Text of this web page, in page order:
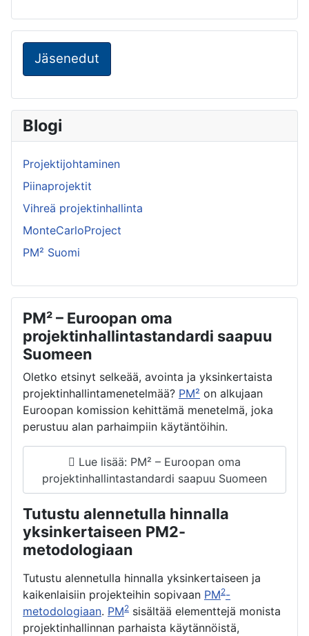
Jäsenedut
Blogi
Projektijohtaminen
Piinaprojektit
Vihreä projektinhallinta
MonteCarloProject
PM² Suomi
PM² – Euroopan oma
projektinhallintastandardi saapuu
Suomeen
Oletko etsinyt selkeää, avointa ja yksinkertaista
projektinhallintamenetelmää? PM² on alkujaan
Euroopan komission kehittämä menetelmä, joka
perustuu alan parhaimpiin käytäntöihin.
Lue lisää: PM² – Euroopan oma
projektinhallintastandardi saapuu Suomeen
Tutustu alennetulla hinnalla
yksinkertaiseen PM2-
metodologiaan
Tutustu alennetulla hinnalla yksinkertaiseen ja
kaikenlaisiin projekteihin sopivaan PM2-
metodologiaan. PM2 sisältää elementtejä monista
projektinhallinnan parhaista käytännöistä,